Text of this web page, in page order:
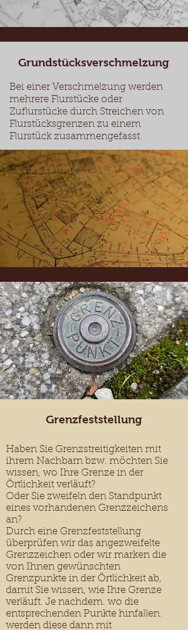
Grundstücksverschmelzung
Bei einer Verschmelzung werden
mehrere Flurstücke oder
Zuflurstücke durch Streichen von
Flurstücksgrenzen zu einem
Flurstück zusammengefasst.
Grenzfeststellung
Haben Sie Grenzstreitigkeiten mit
ihrem Nachbarn bzw. möchten Sie
wissen, wo Ihre Grenze in der
Örtlichkeit verläuft?
Oder Sie zweifeln den Standpunkt
eines vorhandenen Grenzzeichens
an?
Durch eine Grenzfeststellung
überprüfen wir das angezweifelte
Grenzzeichen oder wir marken die
von Ihnen gewünschten
Grenzpunkte in der Örtlichkeit ab,
damit Sie wissen, wie Ihre Grenze
verläuft. Je nachdem. wo die
entsprechenden Punkte hinfallen.
werden diese dann mit